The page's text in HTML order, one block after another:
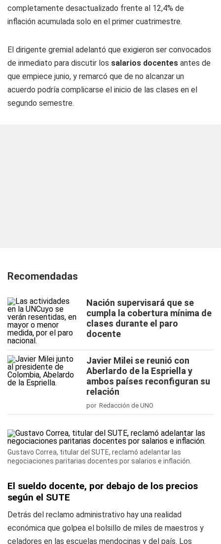
completamente desactualizado frente al 12,4% de
inflación acumulada solo en el primer cuatrimestre.
El dirigente gremial adelantó que exigieron ser convocados
de inmediato para discutir los salarios docentes antes de
que empiece junio, y remarcó que de no alcanzar un
acuerdo podría complicarse el inicio de las clases en el
segundo semestre.
Recomendadas
Nación supervisará que se
cumpla la cobertura mínima de
clases durante el paro
docente
Javier Milei se reunió con
Aberlardo de la Espriella y
ambos países reconfiguran su
relación
por Redacción de UNO
Gustavo Correa, titular del SUTE, reclamó adelantar las
negociaciones paritarias docentes por salarios e inflación.
El sueldo docente, por debajo de los precios
según el SUTE
Detrás del reclamo administrativo hay una realidad
económica que golpea el bolsillo de miles de maestros y
celadores en las escuelas mendocinas y del país. Los